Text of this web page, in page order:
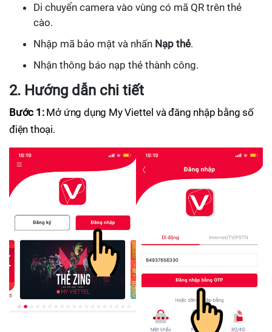
Di chuyển camera vào vùng có mã QR trên thẻ
cào.
Nhập mã bảo mật và nhấn Nạp thẻ.
Nhận thông báo nạp thẻ thành công.
2. Hướng dẫn chi tiết
Bước 1:Mở ứng dụng My Viettel và đăng nhập bằng số
điện thoại.